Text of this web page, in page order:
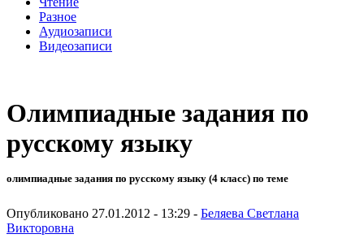
Разное
Аудиозаписи
Видеозаписи
Олимпиадные задания по
русскому языку
олимпиадные задания по русскому языку (4 класс) по теме
Опубликовано 27.01.2012 - 13:29 - Беляева Светлана
Викторовна